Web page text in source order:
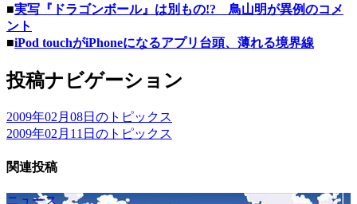
■実写『ドラゴンボール』は別もの!? 鳥山明が異例のコメ
ント
■iPod touchがiPhoneになるアプリ台頭、薄れる境界線
投稿ナビゲーション
2009年02月08日のトピックス
2009年02月11日のトピックス
関連投稿
ニュース